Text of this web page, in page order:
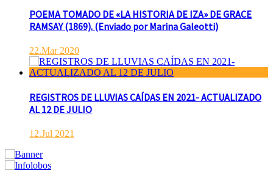
POEMA TOMADO DE «LA HISTORIA DE IZA» DE GRACE
RAMSAY (1869). (Enviado por Marina Galeotti)
22.Mar 2020
REGISTROS DE LLUVIAS CAÍDAS EN 2021- ACTUALIZADO
AL 12 DE JULIO
12.Jul 2021